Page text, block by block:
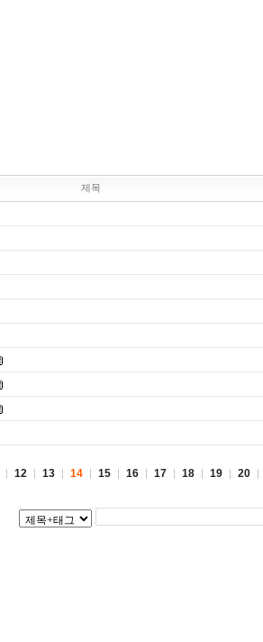
제목
12 13 14 15 16 17 18 19 20